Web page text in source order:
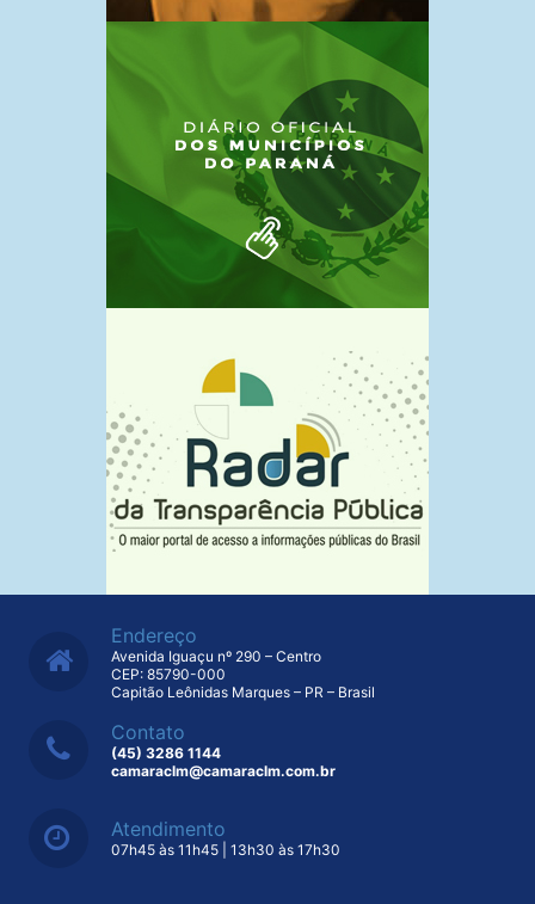
Endereço
Avenida Iguaçu nº 290 – Centro
CEP: 85790-000
Capitão Leônidas Marques – PR – Brasil
Contato
(45) 3286 1144
camaraclm@camaraclm.com.br
Atendimento
07h45 às 11h45 | 13h30 às 17h30